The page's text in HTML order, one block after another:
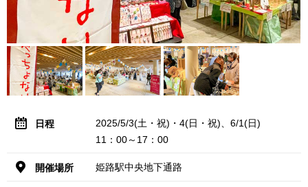
日程
2025/5/3(土・祝)・4(日・祝)、6/1(日)
11：00～17：00
開催場所 姫路駅中央地下通路